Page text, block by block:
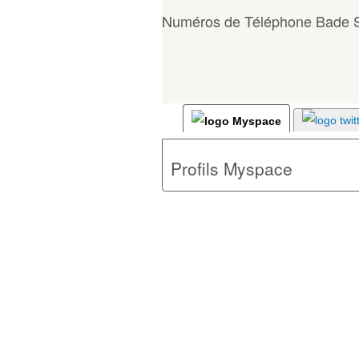
Numéros de Téléphone Bade
Profils Myspace